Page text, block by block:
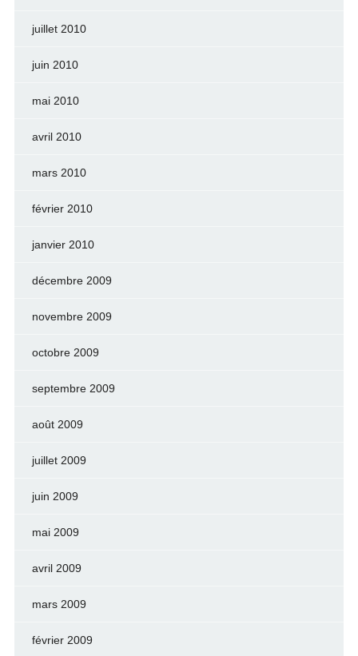
juillet 2010
juin 2010
mai 2010
avril 2010
mars 2010
février 2010
janvier 2010
décembre 2009
novembre 2009
octobre 2009
septembre 2009
août 2009
juillet 2009
juin 2009
mai 2009
avril 2009
mars 2009
février 2009